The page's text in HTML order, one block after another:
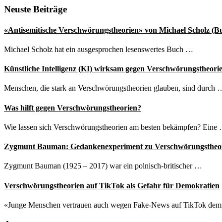
Magazin
rechtsextremistisch
eingestuft
Seitenspalte
Neuste Beiträge
«Antisemitische Verschwörungstheorien» von Michael Scholz
Michael Scholz hat ein ausgesprochen lesenswertes Buch …
Künstliche Intelligenz (KI) wirksam gegen
Menschen, die stark an Verschwörungstheorien glauben, sind durch
Was hilft gegen Verschwörungstheorien?
Wie lassen sich Verschwörungstheorien am besten bekämpfen? Eine
Zygmunt Bauman: Gedankenexperiment zu
Zygmunt Bauman (1925 – 2017) war ein polnisch-britischer …
Verschwörungstheorien auf TikTok als Gefahr für Demokratien
«Junge Menschen vertrauen auch wegen Fake-News auf TikTok